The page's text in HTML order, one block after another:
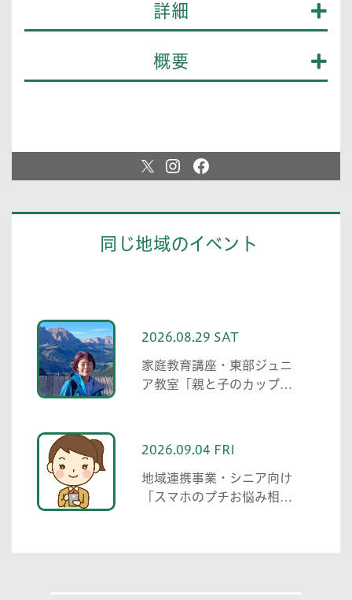
詳細
概要
同じ地域のイベント
2026.08.29 SAT
家庭教育講座・東部ジュニ
ア教室「親と子のカップリ
2026.09.04 FRI
地域連携事業・シニア向け
「スマホのプチお悩み相談